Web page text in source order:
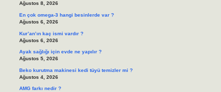
Ağustos 8, 2026
En çok omega-3 hangi besinlerde var ?
Ağustos 6, 2026
Kur’an’ın kaç ismi vardır ?
Ağustos 6, 2026
Ayak sağlığı için evde ne yapılır ?
Ağustos 5, 2026
Beko kurutma makinesi kedi tüyü temizler mi ?
Ağustos 4, 2026
AMG farkı nedir ?